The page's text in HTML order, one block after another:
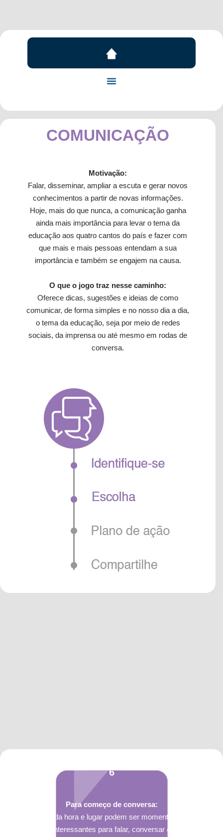
COMUNICAÇÃO
Motivação:
Falar, disseminar, ampliar a escuta e gerar novos
conhecimentos a partir de novas informações.
Hoje, mais do que nunca, a comunicação ganha
ainda mais importância para levar o tema da
educação aos quatro cantos do país e fazer com
que mais e mais pessoas entendam a sua
importância e também se engajem na causa.
O que o jogo traz nesse caminho:
Oferece dicas, sugestões e ideias de como
comunicar, de forma simples e no nosso dia a dia,
o tema da educação, seja por meio de redes
sociais, da imprensa ou até mesmo em rodas de
conversa.
6
Para começo de conversa:
Toda hora e lugar podem ser momentos
interessantes para falar, conversar e